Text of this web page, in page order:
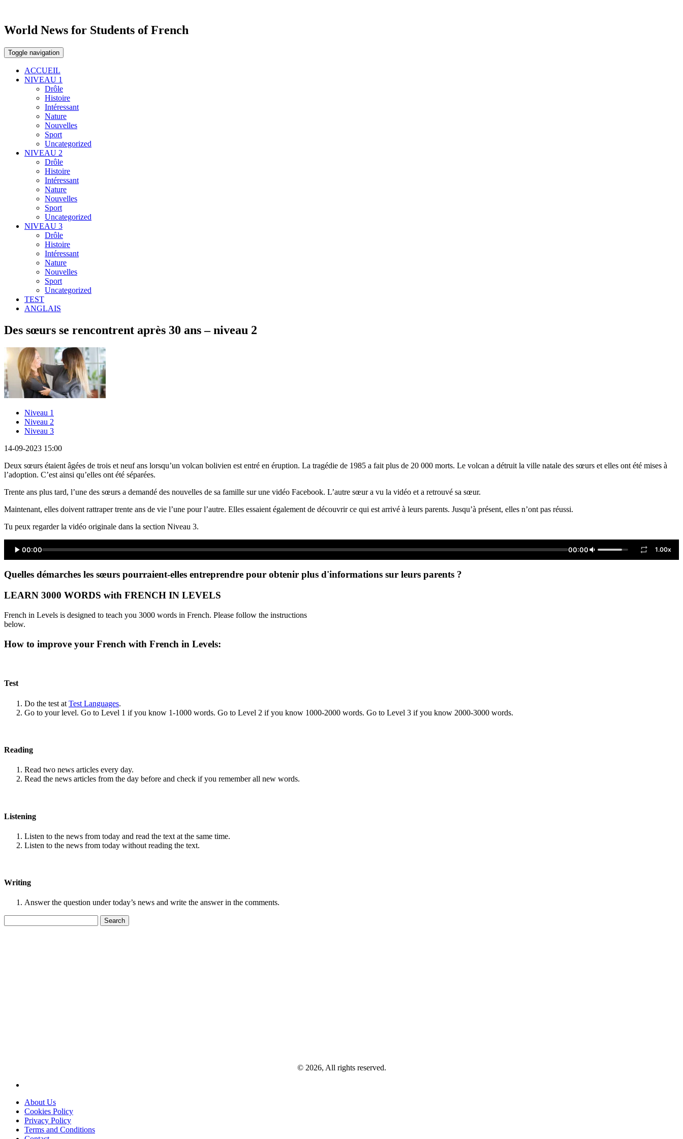
World News for Students of French
Toggle navigation
ACCUEIL
NIVEAU 1
Drôle
Histoire
Intéressant
Nature
Nouvelles
Sport
Uncategorized
NIVEAU 2
Drôle
Histoire
Intéressant
Nature
Nouvelles
Sport
Uncategorized
NIVEAU 3
Drôle
Histoire
Intéressant
Nature
Nouvelles
Sport
Uncategorized
TEST
ANGLAIS
Des sœurs se rencontrent après 30 ans – niveau 2
Niveau 1
Niveau 2
Niveau 3
14-09-2023 15:00
Deux sœurs étaient âgées de trois et neuf ans lorsqu’un volcan bolivien est entré en éruption. La tragédie de 1985 a fait plus de 20 000 morts. Le volcan a détruit la ville natale des sœurs et elles ont été mises à
l’adoption. C’est ainsi qu’elles ont été séparées.
Trente ans plus tard, l’une des sœurs a demandé des nouvelles de sa famille sur une vidéo Facebook. L’autre sœur a vu la vidéo et a retrouvé sa sœur.
Maintenant, elles doivent rattraper trente ans de vie l’une pour l’autre. Elles essaient également de découvrir ce qui est arrivé à leurs parents. Jusqu’à présent, elles n’ont pas réussi.
Tu peux regarder la vidéo originale dans la section Niveau 3.
00:00 00:00 1.00x
Quelles démarches les sœurs pourraient-elles entreprendre pour obtenir plus d'informations sur leurs parents ?
LEARN 3000 WORDS with FRENCH IN LEVELS
French in Levels is designed to teach you 3000 words in French. Please follow the instructions
below.
How to improve your French with French in Levels:
Test
Do the test at Test Languages.
Go to your level. Go to Level 1 if you know 1-1000 words. Go to Level 2 if you know 1000-2000 words. Go to Level 3 if you know 2000-3000 words.
Reading
Read two news articles every day.
Read the news articles from the day before and check if you remember all new words.
Listening
Listen to the news from today and read the text at the same time.
Listen to the news from today without reading the text.
Writing
Answer the question under today’s news and write the answer in the comments.
for:
© 2026, All rights reserved.
About Us
Cookies Policy
Privacy Policy
Terms and Conditions